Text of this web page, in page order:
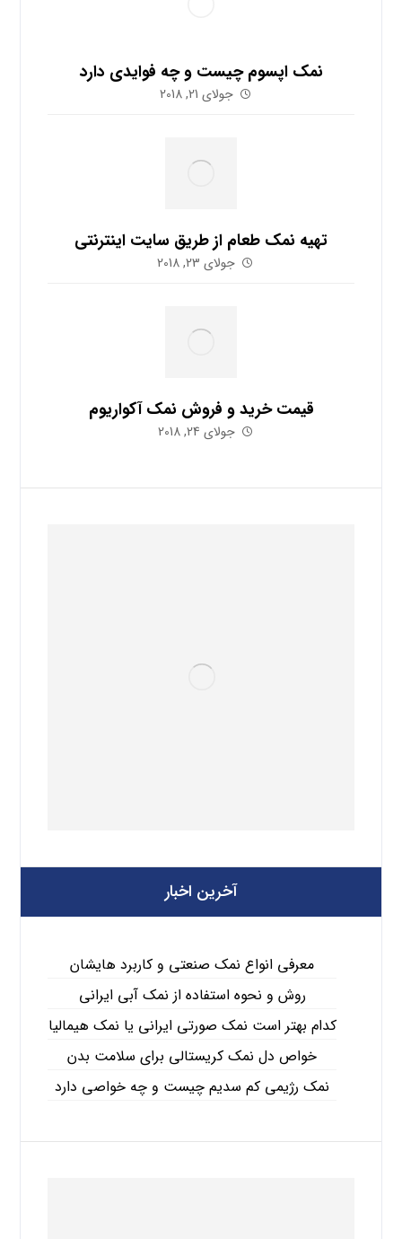
نمک اپسوم چیست و چه فوایدی دارد
جولای 21, 2018
تهیه نمک طعام از طریق سایت اینترنتی
جولای 23, 2018
قیمت خرید و فروش نمک آکواریوم
جولای 24, 2018
آخرین اخبار
معرفی انواع نمک صنعتی و کاربرد هایشان
روش و نحوه استفاده از نمک آبی ایرانی
کدام بهتر است نمک صورتی ایرانی یا نمک هیمالیا
خواص دل نمک کریستالی برای سلامت بدن
نمک رژیمی کم سدیم چیست و چه خواصی دارد